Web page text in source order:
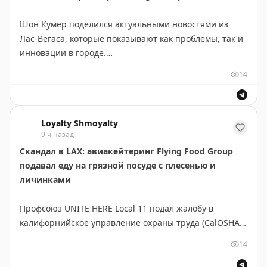
членов программы лояльности.
Tanner Saunders|Original
Шон Кумер поделился актуальными новостями из
Лас-Вегаса, которые показывают как проблемы, так и
инновации в городе.
Озеро Мид достигло исторического минимума 1040,5
футов — это напоминает времена Boardwalk Empire.
Невада потеряла 28% своих водных ресурсов, что
свидетельствует об острой проблеме засухи в
регионе.
На позитивной ноте: компания Zoox получила
федеральное одобрение и начнет предоставлять
сопоставимы с Uber, что может стать конкуренцией
традиционным сервисам.
14
Loyalty Shmoyalty
9 ч назад
Скандал в LAX: авиакейтеринг Flying Food Group
подавал еду на грязной посуде с плесенью и
личинками
Профсоюз UNITE HERE Local 11 подал жалобу в
калифорнийское управление охраны труда (CalOSHA)
обслуживающую рейсы Lufthansa, Air France, SWISS,
14